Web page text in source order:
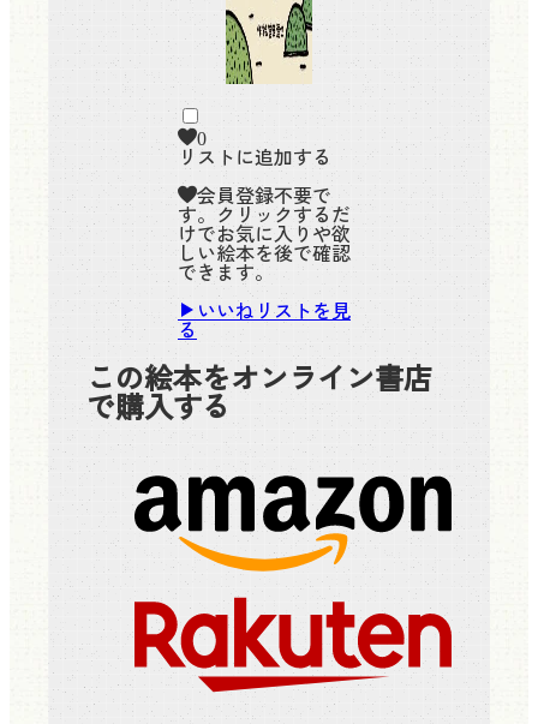
0
リストに追加する
会員登録不要で
す。クリックするだ
けでお気に入りや欲
しい絵本を後で確認
できます。
いいねリストを見
る
この絵本をオンライン書店
で購入する